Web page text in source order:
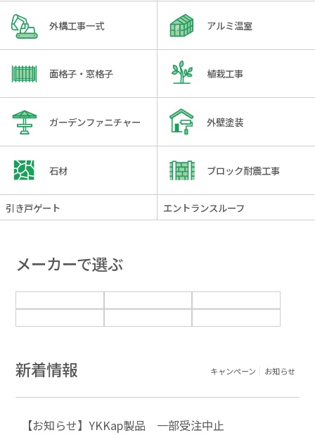
外構工事一式 アルミ温室
面格子・窓格子 植栽工事
ガーデンファニチャー 外壁塗装
石材 ブロック耐震工事
引き戸ゲート エントランスルーフ
メーカーで選ぶ
新着情報 キャンペーン お知らせ
【お知らせ】YKKap製品 一部受注中止